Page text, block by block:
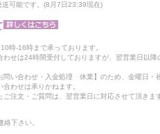
送可能です。(8月7日23:39現在)
時-16時まで承っております。
わせは24時間受付しておりますが、翌営業日以降
問い合わせ・入金処理 休業】のため、金曜日
わせは承りかねます。
注文・ご質問は、翌営業日に対応させて頂きま
絡下さい。